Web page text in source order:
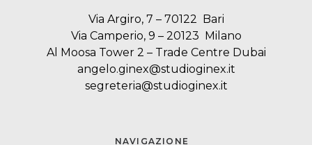
Via Argiro, 7 – 70122 Bari
Via Camperio, 9 – 20123 Milano
Al Moosa Tower 2 – Trade Centre Dubai
angelo.ginex@studioginex.it
segreteria@studioginex.it
NAVIGAZIONE